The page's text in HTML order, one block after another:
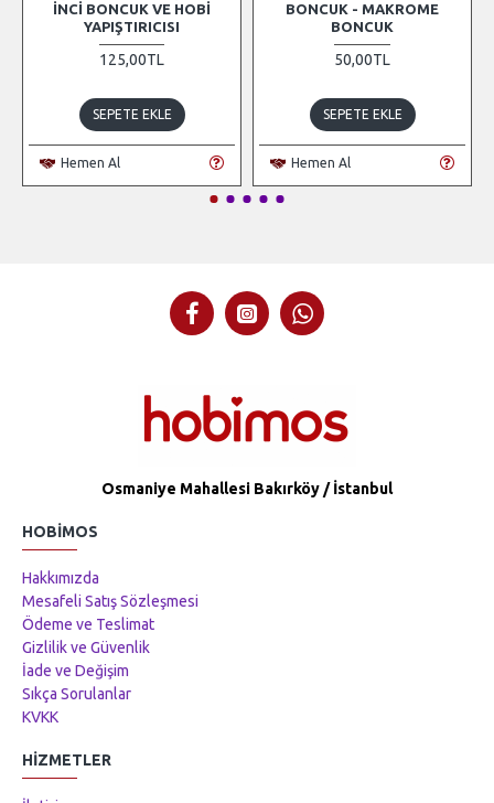
İNCI BONCUK VE HOBI
YAPIŞTIRICISI
125,00TL
SEPETE EKLE
Hemen Al
BONCUK - MAKROME
BONCUK
50,00TL
SEPETE EKLE
Hemen Al
Osmaniye Mahallesi Bakırköy / İstanbul
HOBIMOS
Hakkımızda
Mesafeli Satış Sözleşmesi
Ödeme ve Teslimat
Gizlilik ve Güvenlik
İade ve Değişim
Sıkça Sorulanlar
KVKK
HIZMETLER